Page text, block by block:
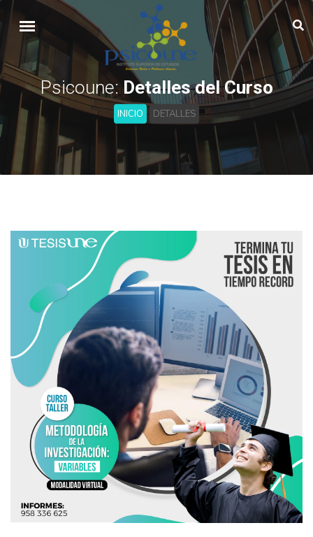
Psicoune:Detalles del Curso
INICIO DETALLES